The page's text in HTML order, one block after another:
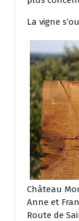
La vigne
Château
Anne et
Route de